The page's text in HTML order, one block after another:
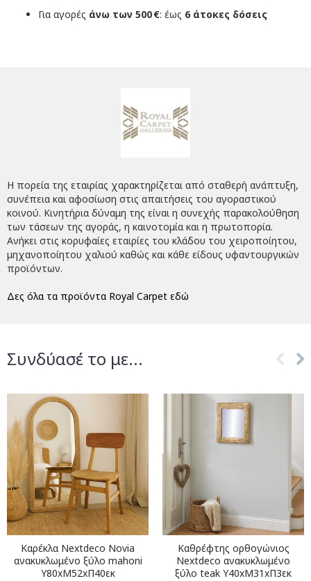
Για αγορές άνω των 500 €: έως 6 άτοκες δόσεις
Η πορεία της εταιρίας χαρακτηρίζεται από σταθερή ανάπτυξη,
συνέπεια και αφοσίωση στις απαιτήσεις του αγοραστικού
κοινού. Κινητήρια δύναμη της είναι η συνεχής παρακολούθηση
των τάσεων της αγοράς, η καινοτομία και η πρωτοπορία.
Ανήκει στις κορυφαίες εταιρίες του κλάδου του χειροποίητου,
μηχανοποίητου χαλιού καθώς και κάθε είδους υφαντουργικών
προϊόντων.
Δες όλα τα προϊόντα Royal Carpet εδώ
Συνδύασέ το με...
Καρέκλα Nextdeco Novia
ανακυκλωμένο ξύλο mahoni
Υ80xM52xΠ40εκ
Καθρέφτης ορθογώνιος
Nextdeco ανακυκλωμένο
ξύλο teak Υ40xM31xΠ3εκ